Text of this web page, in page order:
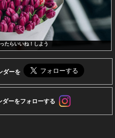
たらいいね！しよう
ダーを
ーをフォローする